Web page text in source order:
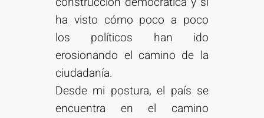
ha visto cómo poco a poco
los políticos han ido
erosionando el camino de la
ciudadanía.
Desde mi postura, el país se
encuentra en el camino